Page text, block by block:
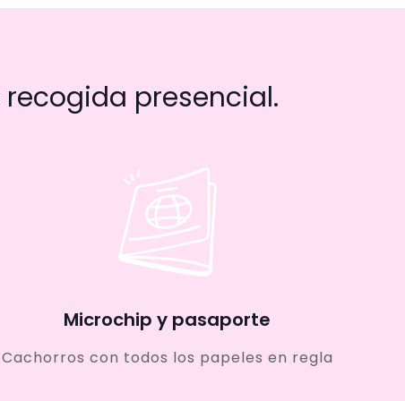
presencial.
Microchip y pasaporte
Cachorros con todos los papeles en regla